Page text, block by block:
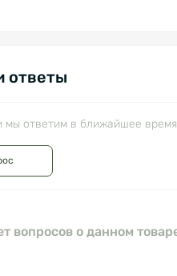
ответы
мы ответим в ближайшее
вопросов о данном